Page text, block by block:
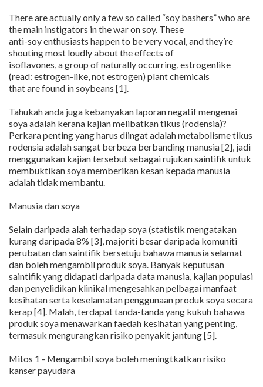
There are actually only a few so called “soy bashers” who are
the main instigators in the war on soy. These
anti-soy enthusiasts happen to be very vocal, and they’re
shouting most loudly about the effects of
isoflavones, a group of naturally occurring, estrogenlike
(read: estrogen-like, not estrogen) plant chemicals
that are found in soybeans [1].
Tahukah anda juga kebanyakan laporan negatif mengenai
soya adalah kerana kajian melibatkan tikus (rodensia)?
Perkara penting yang harus diingat adalah metabolisme tikus
rodensia adalah sangat berbeza berbanding manusia [2], jadi
menggunakan kajian tersebut sebagai rujukan saintifik untuk
membuktikan soya memberikan kesan kepada manusia
adalah tidak membantu.
Manusia dan soya
Selain daripada alah terhadap soya (statistik mengatakan
kurang daripada 8% [3], majoriti besar daripada komuniti
perubatan dan saintifik bersetuju bahawa manusia selamat
dan boleh mengambil produk soya. Banyak keputusan
saintifik yang didapati daripada data manusia, kajian populasi
dan penyelidikan klinikal mengesahkan pelbagai manfaat
kesihatan serta keselamatan penggunaan produk soya secara
kerap [4]. Malah, terdapat tanda-tanda yang kukuh bahawa
produk soya menawarkan faedah kesihatan yang penting,
termasuk mengurangkan risiko penyakit jantung [5].
Mitos 1 - Mengambil soya boleh meningtkatkan risiko
kanser payudara